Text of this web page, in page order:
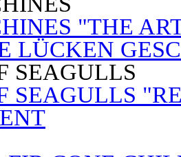
"THE
LÜCKEN
SEAGULLS
SEAGULLS